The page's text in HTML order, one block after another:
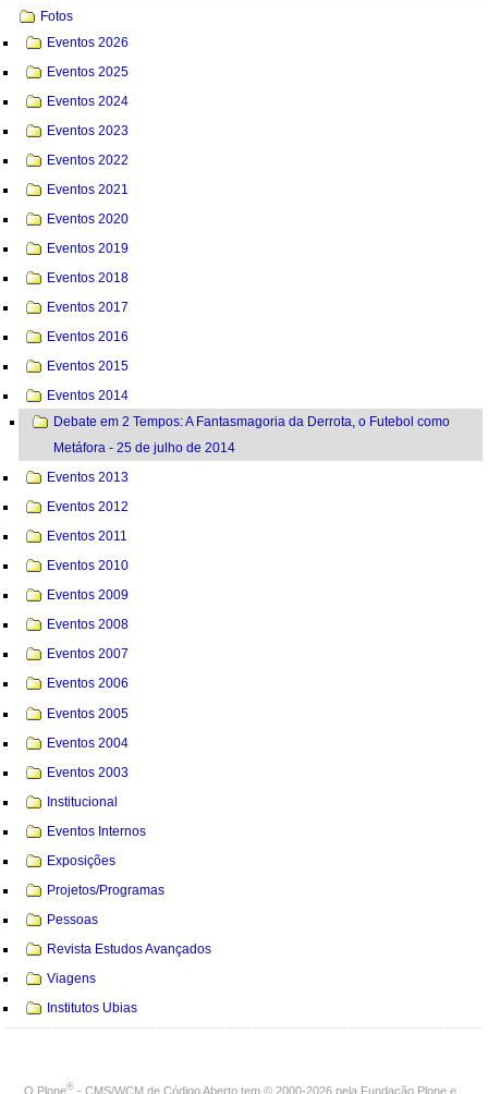
Fotos
Eventos 2026
Eventos 2025
Eventos 2024
Eventos 2023
Eventos 2022
Eventos 2021
Eventos 2020
Eventos 2019
Eventos 2018
Eventos 2017
Eventos 2016
Eventos 2015
Eventos 2014
Debate em 2 Tempos: A Fantasmagoria da Derrota, o Futebol como
Metáfora - 25 de julho de 2014
Eventos 2013
Eventos 2012
Eventos 2011
Eventos 2010
Eventos 2009
Eventos 2008
Eventos 2007
Eventos 2006
Eventos 2005
Eventos 2004
Eventos 2003
Institucional
Eventos Internos
Exposições
Projetos/Programas
Pessoas
Revista Estudos Avançados
Viagens
Institutos Ubias
O Plone® - CMS/WCM de Código Aberto tem © 2000-2026 pela Fundação Plone e